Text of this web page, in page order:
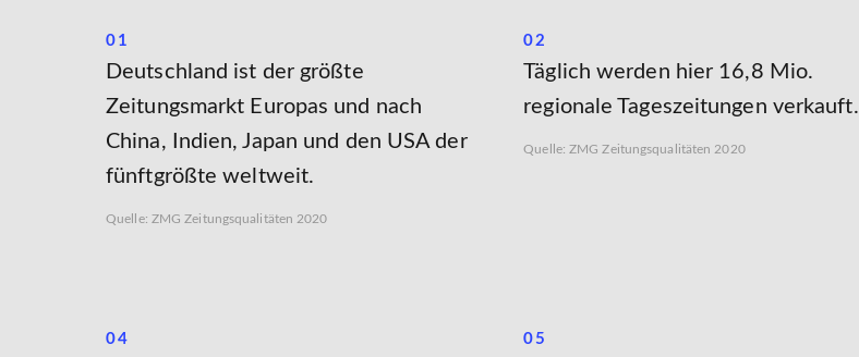
01
Deutschland ist der größte
Zeitungsmarkt Europas und nach
China, Indien, Japan und den USA der
fünftgrößte weltweit.
Quelle: ZMG Zeitungsqualitäten 2020
02
Täglich werden hier 16,8 Mio.
regionale Tageszeitungen verkauft.
Quelle: ZMG Zeitungsqualitäten 2020
04 05